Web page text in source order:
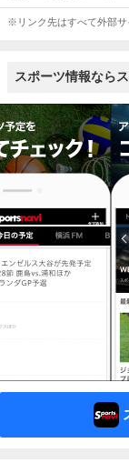
※リンク先はすべて外部サ
スポーツ情報なら